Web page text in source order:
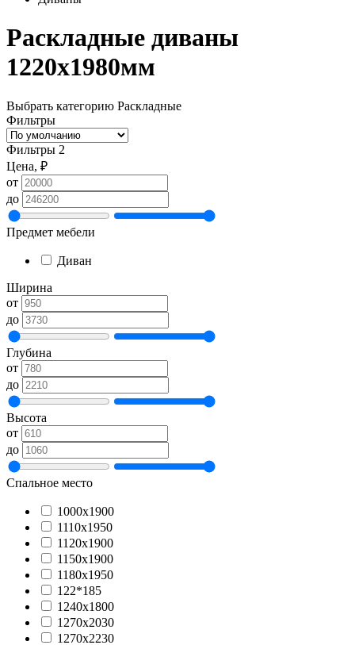
Раскладные диваны
1220х1980мм
Выбрать категорию Раскладные
Фильтры
Фильтры 2
Цена, ₽
от
до
Предмет мебели
Диван
Ширина
от
до
Глубина
от
до
Высота
от
до
Спальное место
1000х1900
1110х1950
1120х1900
1150х1900
1180х1950
122*185
1240х1800
1270х2030
1270х2230